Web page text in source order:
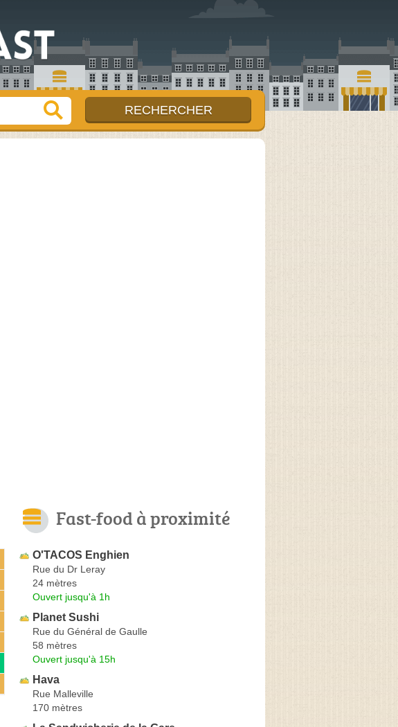
Fast-food à proximité
O'TACOS Enghien
Rue du Dr Leray
24 mètres
Ouvert jusqu'à 1h
Planet Sushi
Rue du Général de Gaulle
58 mètres
Ouvert jusqu'à 15h
Hava
Rue Malleville
170 mètres